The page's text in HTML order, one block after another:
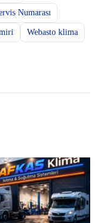
Numarası
Webasto klima